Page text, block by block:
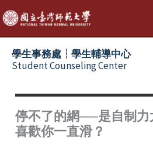
Skip
to
content
學生事務處┆學生輔導中心
Student Counseling Center
停不了的網──是自制力
喜歡你一直滑？